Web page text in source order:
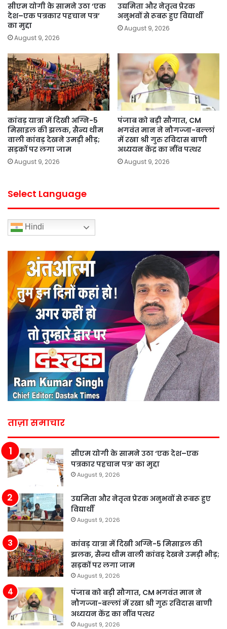
सीएम योगी के सामने उठा ‘एक
देश–एक पत्रकार पहचान पत्र’
का मुद्दा
August 9, 2026
उद्यमिता और नेतृत्व प्रेरक
अनुभवों से रूबरू हुए विद्यार्थी
August 9, 2026
कांवड़ यात्रा में दिखी अग्नि-5
मिसाइल की झलक, सैन्य थीम
वाली कांवड़ देखने उमड़ी भीड़;
सड़कों पर लगा जाम
August 9, 2026
पंजाब को बड़ी सौगात, CM
भगवंत मान ने नौगज्जा-बल्लां
में रखा श्री गुरु रविदास बाणी
अध्ययन केंद्र का नींव पत्थर
August 9, 2026
Select Language
Hindi
ताज़ा समाचार
सीएम योगी के सामने उठा ‘एक देश–एक
पत्रकार पहचान पत्र’ का मुद्दा
August 9, 2026
उद्यमिता और नेतृत्व प्रेरक अनुभवों से रूबरू हुए
विद्यार्थी
August 9, 2026
कांवड़ यात्रा में दिखी अग्नि-5 मिसाइल की
झलक, सैन्य थीम वाली कांवड़ देखने उमड़ी भीड़;
सड़कों पर लगा जाम
August 9, 2026
पंजाब को बड़ी सौगात, CM भगवंत मान ने
नौगज्जा-बल्लां में रखा श्री गुरु रविदास बाणी
अध्ययन केंद्र का नींव पत्थर
August 9, 2026